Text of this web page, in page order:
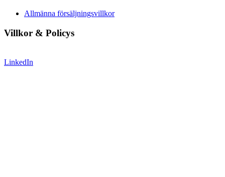
Allmänna försäljningsvillkor
Villkor & Policys
LinkedIn